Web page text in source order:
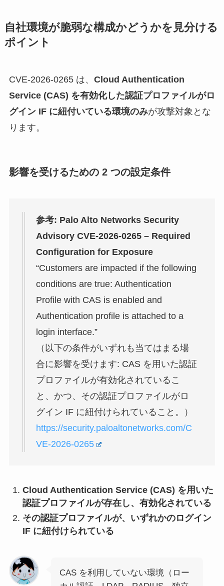
自社環境が脆弱な構成かどうかを見分ける
ポイント
CVE-2026-0265 は、 Cloud Authentication
Service (CAS) を有効化した認証プロファイルがロ
グイン IF に紐付いている環境のみが攻撃対象とな
ります。
影響を受けるための 2 つの設定条件
参考: Palo Alto Networks Security
Advisory CVE-2026-0265 – Required
Configuration for Exposure
“Customers are impacted if the following
conditions are true: Authentication
Profile with CAS is enabled and
Authentication profile is attached to a
login interface.”
（以下の条件がいずれも当てはまる場
合に影響を受けます: CAS を用いた認証
プロファイルが有効化されているこ
と、かつ、その認証プロファイルがロ
グイン IF に紐付けられていること。）
https://security.paloaltonetworks.com/C
VE-2026-0265
Cloud Authentication Service (CAS) を用いた
認証プロファイルが存在し、有効化されている
その認証プロファイルが、いずれかのログイン
IF に紐付けられている
CAS を利用していない環境（ロー